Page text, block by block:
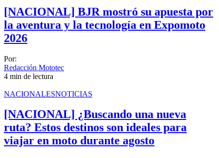
[NACIONAL] BJR mostró su apuesta por
la aventura y la tecnología en Expomoto
2026
Por:
Redacción Mototec
4 min de lectura
NACIONALESNOTICIAS
[NACIONAL] ¿Buscando una nueva
ruta? Estos destinos son ideales para
viajar en moto durante agosto